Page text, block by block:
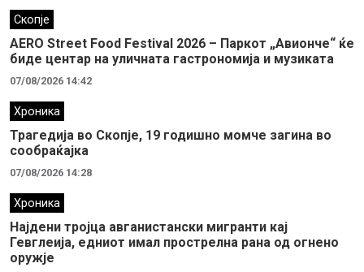
Скопје
AERO Street Food Festival 2026 – Паркот „Авионче“ ќе
биде центар на уличната гастрономија и музиката
07/08/2026 14:42
Хроника
Трагедија во Скопје, 19 годишно момче загина во
сообраќајка
07/08/2026 14:28
Хроника
Најдени тројца авганистански мигранти кај
Гевглеија, едниот имал прострелна рана од огнено
оружје